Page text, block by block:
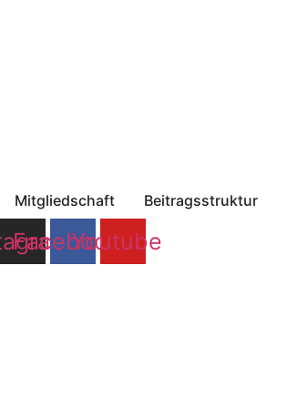
Mitgliedschaft Beitragsstruktur
Facebook
Youtube